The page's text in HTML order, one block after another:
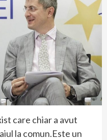
care chiar a avut
la comun.Este un